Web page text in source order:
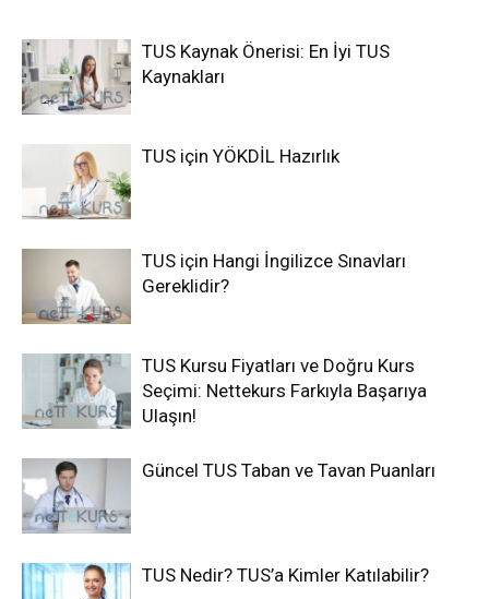
TUS Kaynak Önerisi: En İyi TUS
Kaynakları
TUS için YÖKDİL Hazırlık
TUS için Hangi İngilizce Sınavları
Gereklidir?
TUS Kursu Fiyatları ve Doğru Kurs
Seçimi: Nettekurs Farkıyla Başarıya
Ulaşın!
Güncel TUS Taban ve Tavan Puanları
TUS Nedir? TUS’a Kimler Katılabilir?